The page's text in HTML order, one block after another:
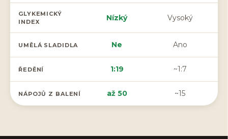
GLYKEMICKÝ
INDEX
Nízký Vysoký
UMĚLÁ SLADIDLA Ne Ano
ŘEDĚNÍ 1:19 ~1:7
NÁPOJŮ Z BALENÍ až 50 ~15